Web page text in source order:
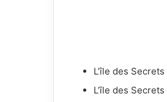
L’île des Secrets
L’île des Secrets